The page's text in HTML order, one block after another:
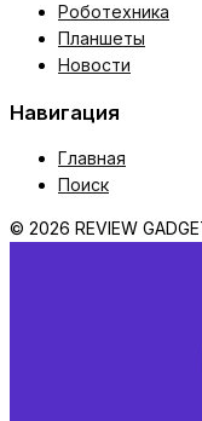
Роботехника
Планшеты
Новости
Навигация
Главная
Поиск
© 2026 REVIEW